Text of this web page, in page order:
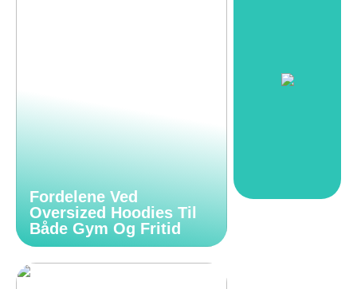
Fordelene Ved
Oversized Hoodies Til
Både Gym Og Fritid